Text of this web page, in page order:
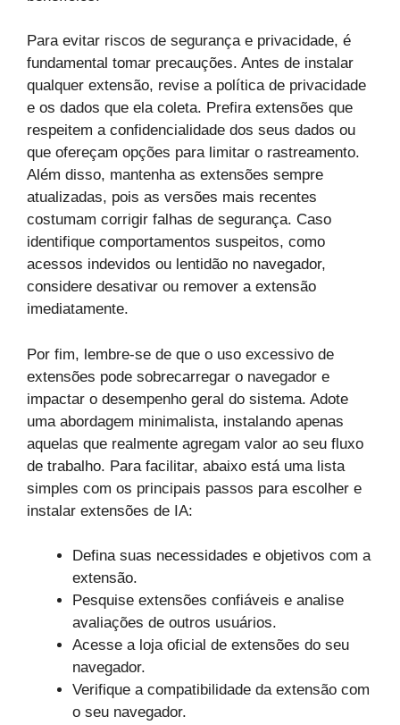
Para evitar riscos de segurança e privacidade, é
fundamental tomar precauções. Antes de instalar
qualquer extensão, revise a política de privacidade
e os dados que ela coleta. Prefira extensões que
respeitem a confidencialidade dos seus dados ou
que ofereçam opções para limitar o rastreamento.
Além disso, mantenha as extensões sempre
atualizadas, pois as versões mais recentes
costumam corrigir falhas de segurança. Caso
identifique comportamentos suspeitos, como
acessos indevidos ou lentidão no navegador,
considere desativar ou remover a extensão
imediatamente.
Por fim, lembre-se de que o uso excessivo de
extensões pode sobrecarregar o navegador e
impactar o desempenho geral do sistema. Adote
uma abordagem minimalista, instalando apenas
aquelas que realmente agregam valor ao seu fluxo
de trabalho. Para facilitar, abaixo está uma lista
simples com os principais passos para escolher e
instalar extensões de IA:
Defina suas necessidades e objetivos com a
extensão.
Pesquise extensões confiáveis e analise
avaliações de outros usuários.
Acesse a loja oficial de extensões do seu
navegador.
Verifique a compatibilidade da extensão com
o seu navegador.